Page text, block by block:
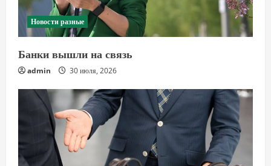
Новости разные
Банки вышли на связь
admin 30 июля, 2026